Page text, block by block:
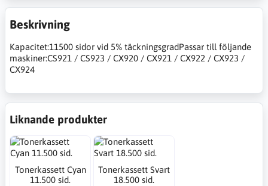
Beskrivning
Kapacitet:11500 sidor vid 5% täckningsgradPassar till följande
maskiner:CS921 / CS923 / CX920 / CX921 / CX922 / CX923 /
CX924
Liknande produkter
Tonerkassett Cyan
11.500 sid.
Tonerkassett Svart
18.500 sid.